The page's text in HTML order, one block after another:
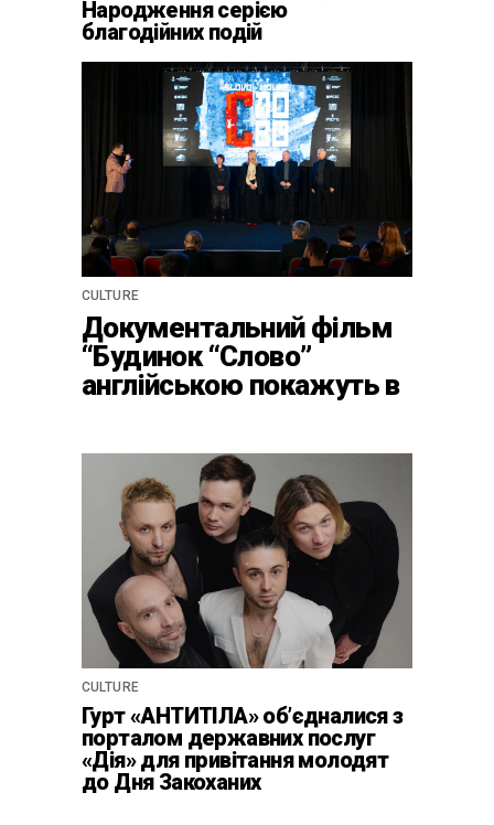
Народження серією
благодійних подій
CULTURE
Документальний фільм
“Будинок “Слово”
англійською покажуть в
CULTURE
Гурт «АНТИТІЛА» обʼєдналися з
порталом державних послуг
«Дія» для привітання молодят
до Дня Закоханих